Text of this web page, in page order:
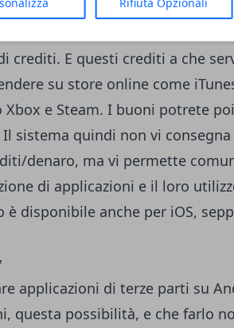
(come registrarvi o
tempo)
crediti. E questi crediti a che
su store online come
Xbox e Steam. I buoni potrete poi
sistema quindi non vi
denaro, ma vi permette
di applicazioni e il loro
disponibile anche per iOS,
applicazioni di terze parti su
questa possibilità, e che farlo